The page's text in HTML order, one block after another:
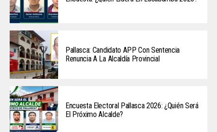
Pallasca: Candidato APP Con Sentencia
Renuncia A La Alcaldía Provincial
Encuesta Electoral Pallasca 2026: ¿Quién Será
El Próximo Alcalde?